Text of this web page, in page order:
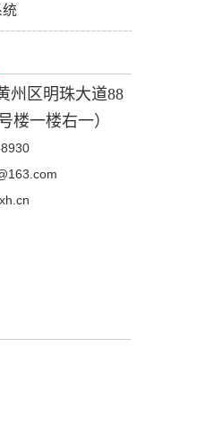
统
州区明珠大道88
楼一楼右一）